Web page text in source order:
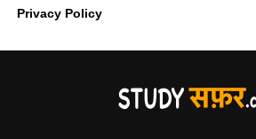
Privacy Policy